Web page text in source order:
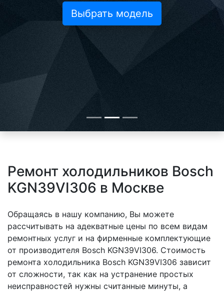
Выбрать модель
Ремонт холодильников Bosch
KGN39VI306 в Москве
Обращаясь в нашу компанию, Вы можете
рассчитывать на адекватные цены по всем видам
ремонтных услуг и на фирменные комплектующие
от производителя Bosch KGN39VI306. Стоимость
ремонта холодильника Bosch KGN39VI306 зависит
от сложности, так как на устранение простых
неисправностей нужны считанные минуты, а